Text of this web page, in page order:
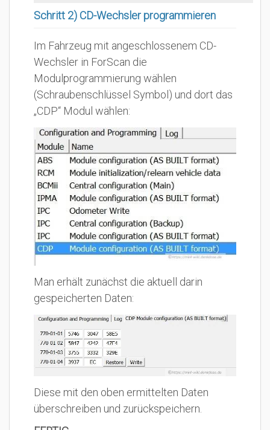
Schritt 2) CD-Wechsler programmieren
Im Fahrzeug mit angeschlossenem CD-
Wechsler in ForScan die
Modulprogrammierung wählen
(Schraubenschlüssel Symbol) und dort das
„CDP“ Modul wählen:
Man erhält zunächst die aktuell darin
gespeicherten Daten:
Diese mit den oben ermittelten Daten
überschreiben und zurückspeichern.